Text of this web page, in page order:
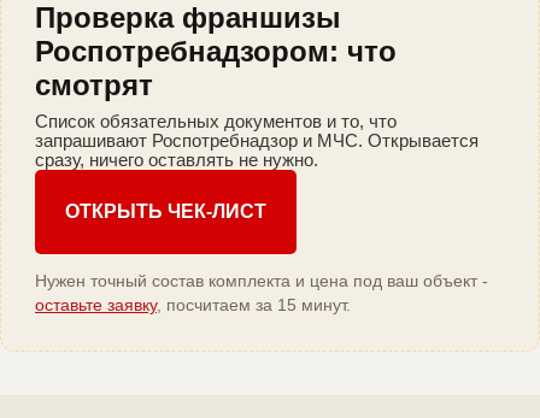
Проверка франшизы
Роспотребнадзором: что
смотрят
Список обязательных документов и то, что
запрашивают Роспотребнадзор и МЧС. Открывается
сразу, ничего оставлять не нужно.
ОТКРЫТЬ ЧЕК-ЛИСТ
Нужен точный состав комплекта и цена под ваш объект -
оставьте заявку, посчитаем за 15 минут.